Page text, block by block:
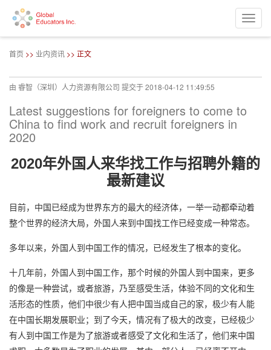
Toggle
首页 >> 业内资讯 >> 正文
由 睿智（深圳）人力资源有限公司 提交于2018-04-12 11:49:55
Latest suggestions for foreigners to come to
China to find work and recruit foreigners in
2020
2020年外国人来华找工作与招聘外籍的
最新建议
目前，中国已经成为世界东方的最大的经济体，一举一动都牵动着
整个世界的经济大局，外国人来到中国找工作已经变成一种常态。
多年以来，外国人到中国工作的情况，已经发生了根本的变化。
十几年前，外国人到中国工作，那个时候的外国人到中国来，更多
的像是一种尝试，或者旅游，乃至感受生活，体验不同的文化和生
活形态的性质，他们中很少有人把中国当成自己的家，极少有人能
在中国长期发展职业；到了今天，情况有了极大的改变，已经极少
有人到中国工作是为了旅游或者感受了文化和生活了，他们来中国